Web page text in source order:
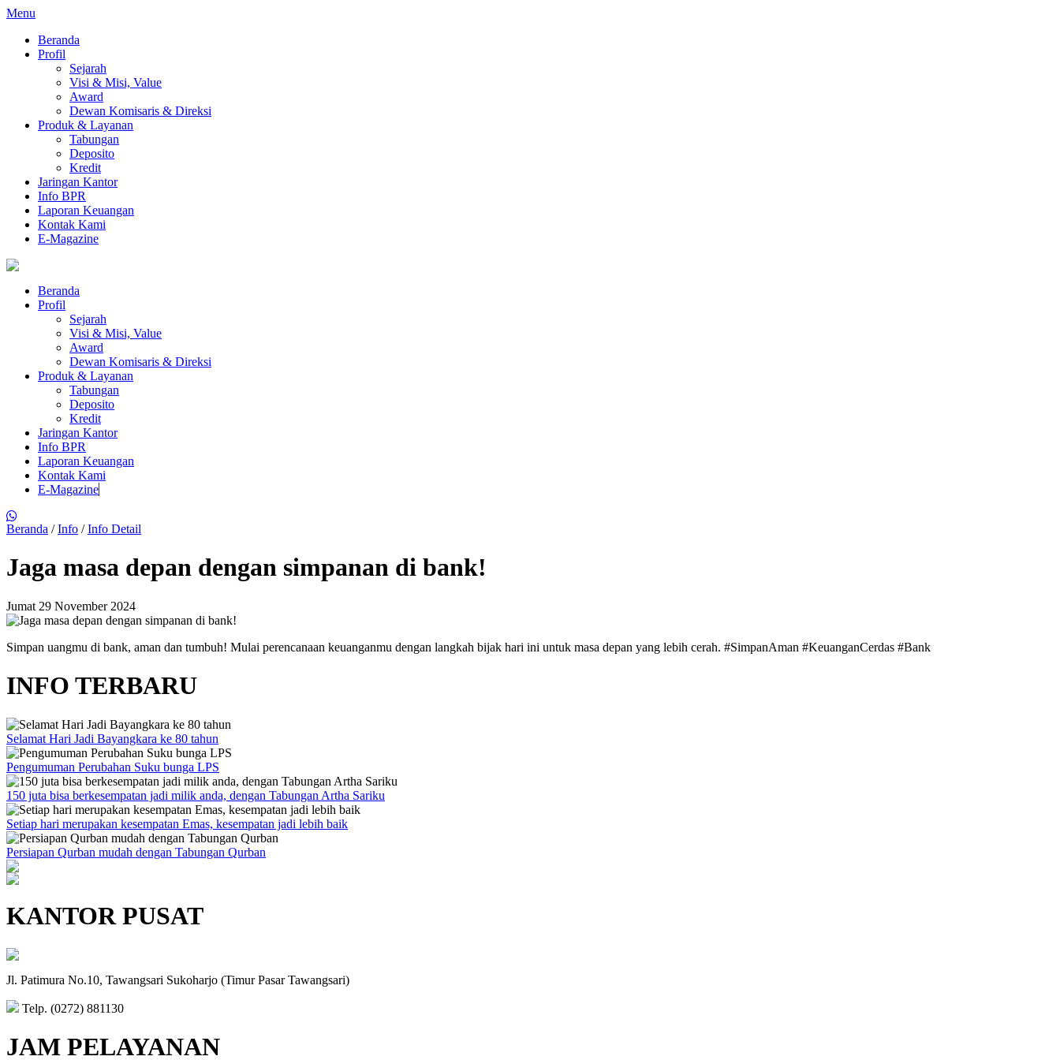
Menu
Beranda
Profil
Sejarah
Visi & Misi, Value
Award
Dewan Komisaris & Direksi
Produk & Layanan
Tabungan
Deposito
Kredit
Jaringan Kantor
Info BPR
Laporan Keuangan
Kontak Kami
E-Magazine
Beranda
Profil
Sejarah
Visi & Misi, Value
Award
Dewan Komisaris & Direksi
Produk & Layanan
Tabungan
Deposito
Kredit
Jaringan Kantor
Info BPR
Laporan Keuangan
Kontak Kami
E-Magazine
Beranda /Info /Info Detail
Jaga masa depan dengan simpanan di bank!
Jumat 29 November 2024
Simpan uangmu di bank, aman dan tumbuh! Mulai perencanaan keuanganmu dengan langkah bijak hari ini untuk masa depan yang lebih cerah. #SimpanAman #KeuanganCerdas #Bank
INFO TERBARU
Selamat Hari Jadi Bayangkara ke 80 tahun
Pengumuman Perubahan Suku bunga LPS
150 juta bisa berkesempatan jadi milik anda, dengan Tabungan Artha Sariku
Setiap hari merupakan kesempatan Emas, kesempatan jadi lebih baik
Persiapan Qurban mudah dengan Tabungan Qurban
KANTOR PUSAT
Jl. Patimura No.10, Tawangsari Sukoharjo (Timur Pasar Tawangsari)
Telp. (0272) 881130
JAM PELAYANAN